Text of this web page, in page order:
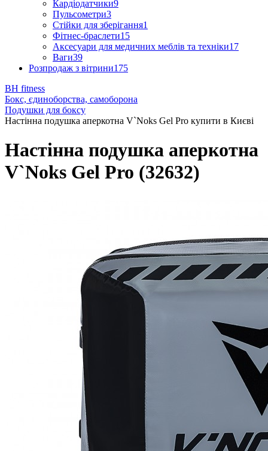
Кардіодатчики9
Пульсометри3
Стійки для зберігання1
Фітнес-браслети15
Аксесуари для медичних меблів та техніки17
Ваги39
Розпродаж з вітрини175
BH fitness
Бокс, єдиноборства, самоборона
Подушки для боксу
Настінна подушка аперкотна V`Noks Gel Pro купити в Києві
Настінна подушка аперкотна
V`Noks Gel Pro (32632)